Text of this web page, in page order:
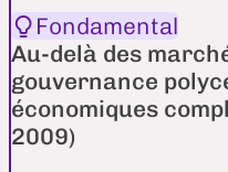
Fondamental
Au-delà des
gouvernance
économiques
2009)